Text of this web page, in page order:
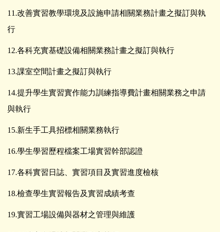
11.改善實習教學環境及設施申請相關業務計畫之擬訂與執
行
12.各科充實基礎設備相關業務計畫之擬訂與執行
13.課室空間計畫之擬訂與執行
14.提升學生實習實作能力訓練指導費計畫相關業務之申請
與執行
15.新生手工具招標相關業務執行
16.學生學習歷程檔案工場實習幹部認證
17.各科實習日誌、實習項目及實習進度檢核
18.檢查學生實習報告及實習成績考查
19.實習工場設備與器材之管理與維護